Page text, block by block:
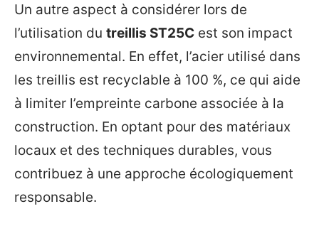
Un autre aspect à considérer lors de
l’utilisation du treillis ST25C est son impact
environnemental. En effet, l’acier utilisé dans
les treillis est recyclable à 100 %, ce qui aide
à limiter l’empreinte carbone associée à la
construction. En optant pour des matériaux
locaux et des techniques durables, vous
contribuez à une approche écologiquement
responsable.